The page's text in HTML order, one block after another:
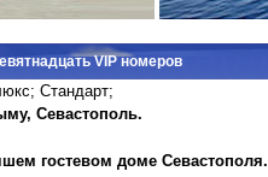
VIP номеров
Стандарт;
Севастополь.
гостевом доме Севастополя.